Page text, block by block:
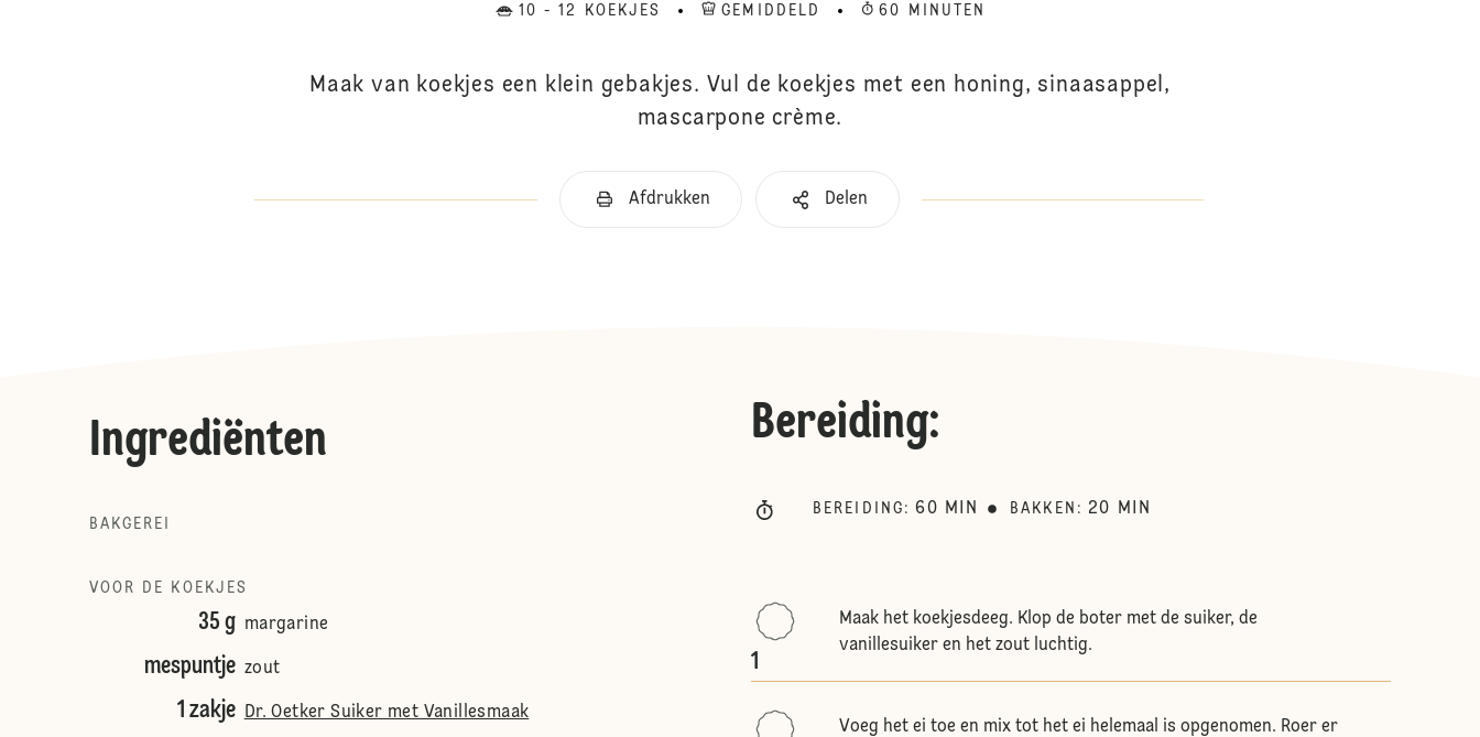
10 - 12 KOEKJES GEMIDDELD 60 MINUTEN
Maak van koekjes een klein gebakjes. Vul de koekjes met een honing, sinaasappel,
mascarpone crème.
Afdrukken Delen
Ingrediënten
BAKGEREI
VOOR DE KOEKJES
35 g margarine
mespuntje zout
1 zakje Dr. Oetker Suiker met Vanillesmaak
Bereiding:
BEREIDING : 60 MIN BAKKEN : 20 MIN
1
Maak het koekjesdeeg. Klop de boter met de suiker, de
vanillesuiker en het zout luchtig.
Voeg het ei toe en mix tot het ei helemaal is opgenomen. Roer er